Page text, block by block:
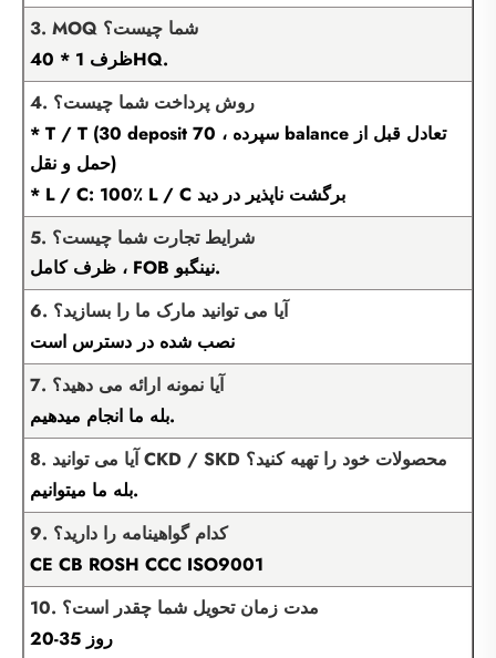
3. MOQ شما چیست؟
ظرف 1 * 40HQ.
4. روش پرداخت شما چیست؟
* T / T (30 deposit سپرده ، 70 balance تعادل قبل از
حمل و نقل)
* L / C: 100٪ L / C برگشت ناپذیر در دید
5. شرایط تجارت شما چیست؟
ظرف کامل ، FOB نینگبو.
6. آیا می توانید مارک ما را بسازید؟
نصب شده در دسترس است
7. آیا نمونه ارائه می دهید؟
بله ما انجام میدهیم.
8. آیا می توانید CKD / SKD محصولات خود را تهیه کنید؟
بله ما میتوانیم.
9. کدام گواهینامه را دارید؟
CE CB ROSH CCC ISO9001
10. مدت زمان تحویل شما چقدر است؟
20-35 روز